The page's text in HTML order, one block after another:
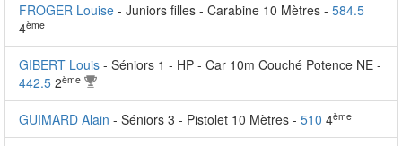
FROGER Louise - Juniors filles - Carabine 10 Mètres - 584.5
4ème
GIBERT Louis - Séniors 1 - HP - Car 10m Couché Potence NE -
442.5 2ème
GUIMARD Alain - Séniors 3 - Pistolet 10 Mètres - 510 4ème